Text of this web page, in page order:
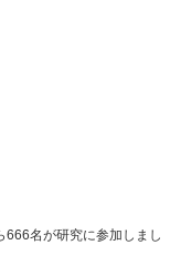
名が研究に参加しまし